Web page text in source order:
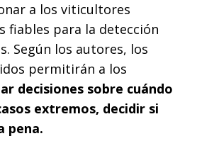
a los viticultores
fiables para la detección
Según los autores, los
permitirán a los
decisiones sobre cuándo
extremos, decidir si
pena.